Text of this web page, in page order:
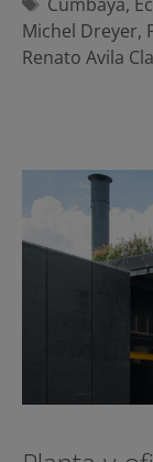
Michel Dreyer,
Renato Avila